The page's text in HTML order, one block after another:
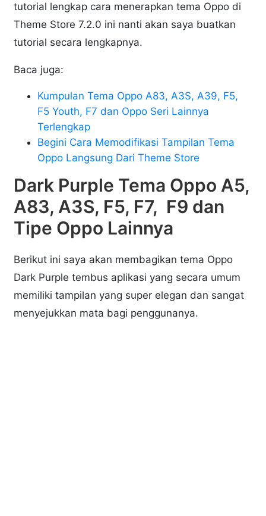
tutorial lengkap cara menerapkan tema Oppo di
Theme Store 7.2.0 ini nanti akan saya buatkan
tutorial secara lengkapnya.
Baca juga:
Kumpulan Tema Oppo A83, A3S, A39, F5,
F5 Youth, F7 dan Oppo Seri Lainnya
Terlengkap
Begini Cara Memodifikasi Tampilan Tema
Oppo Langsung Dari Theme Store
Dark Purple Tema Oppo A5,
A83, A3S, F5, F7, F9 dan
Tipe Oppo Lainnya
Berikut ini saya akan membagikan tema Oppo
Dark Purple tembus aplikasi yang secara umum
memiliki tampilan yang super elegan dan sangat
menyejukkan mata bagi penggunanya.